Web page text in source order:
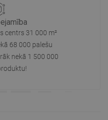
centrs 31 000 m²
68 000 palešu
nekā 1 500 000